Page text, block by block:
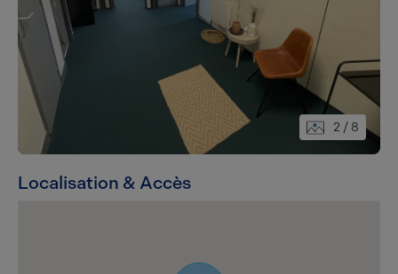
2 / 8
Localisation & Accès